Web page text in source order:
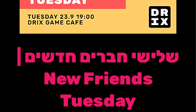
שלישי חברים חדשים |
New Friends
Tuesday